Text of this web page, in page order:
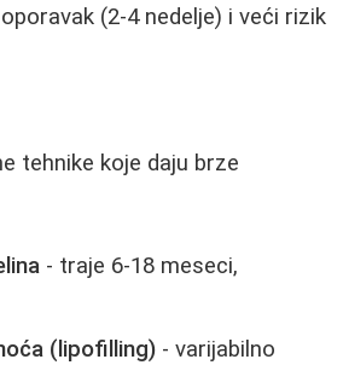
(2-4 nedelje) i veći rizik
tehnike koje daju brze
- traje 6-18 meseci,
(lipofilling) - varijabilno